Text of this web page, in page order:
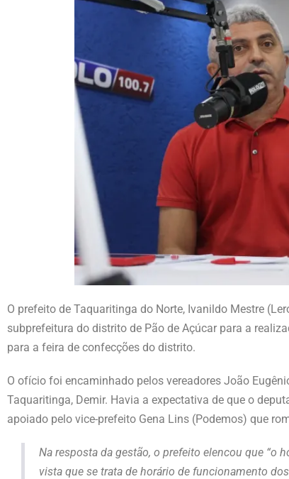
O prefeito de Taquaritinga do Norte, Ivanildo Mestre
subprefeitura do distrito de Pão de Açúcar para a
para a feira de confecções do distrito.
O ofício foi encaminhado pelos vereadores João
Taquaritinga, Demir. Havia a expectativa de que o
apoiado pelo vice-prefeito Gena Lins (Podemos) que
Na resposta da gestão, o prefeito elencou que “o
vista que se trata de horário de funcionamento